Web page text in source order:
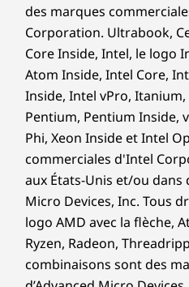
des marques
Corporation. Ultrabook,
Core Inside, Intel, le logo
Atom Inside, Intel Core,
Inside, Intel vPro,
Pentium, Pentium Inside,
Phi, Xeon Inside et Intel
commerciales d'Intel
aux États-Unis et/ou dans
Micro Devices, Inc. Tous
logo AMD avec la flèche,
Ryzen, Radeon,
combinaisons sont des